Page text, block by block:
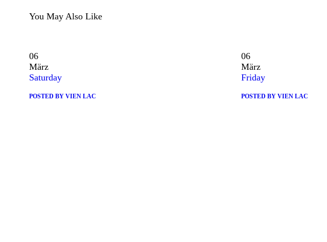
You May Also Like
06
März
Saturday
POSTED BY VIEN LAC
06
März
Friday
POSTED BY VIEN LAC